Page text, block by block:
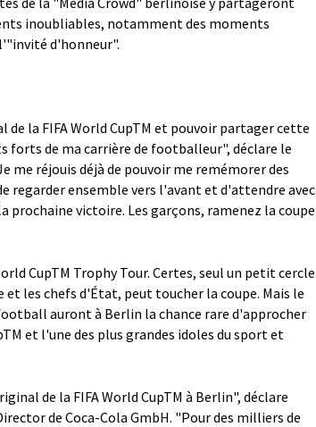
inoubliables, notamment des moments
d'honneur".
la FIFA World CupTM et pouvoir partager cette
forts de ma carrière de footballeur", déclare le
me réjouis déjà de pouvoir me remémorer des
regarder ensemble vers l'avant et d'attendre avec
victoire. Les garçons, ramenez la coupe
CupTM Trophy Tour. Certes, seul un petit cercle
les chefs d'État, peut toucher la coupe. Mais le
auront à Berlin la chance rare d'approcher
et l'une des plus grandes idoles du sport et
de la FIFA World CupTM à Berlin", déclare
de Coca-Cola GmbH. "Pour des milliers de